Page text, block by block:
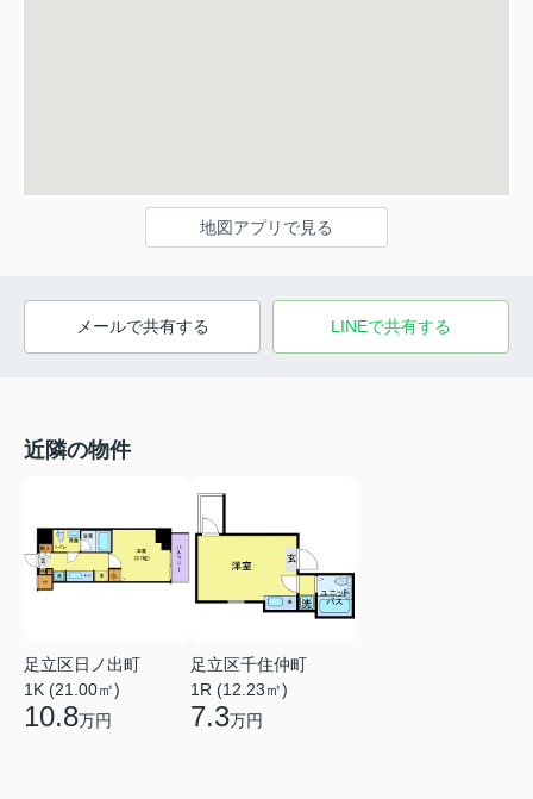
地図アプリで見る
メールで共有する LINEで共有する
近隣の物件
足立区日ノ出町
1K (21.00㎡)
10.8万円
足立区千住仲町
1R (12.23㎡)
7.3万円